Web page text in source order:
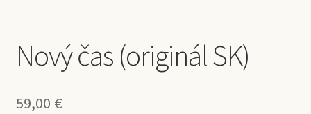
Nový čas (originál SK)
59,00 €